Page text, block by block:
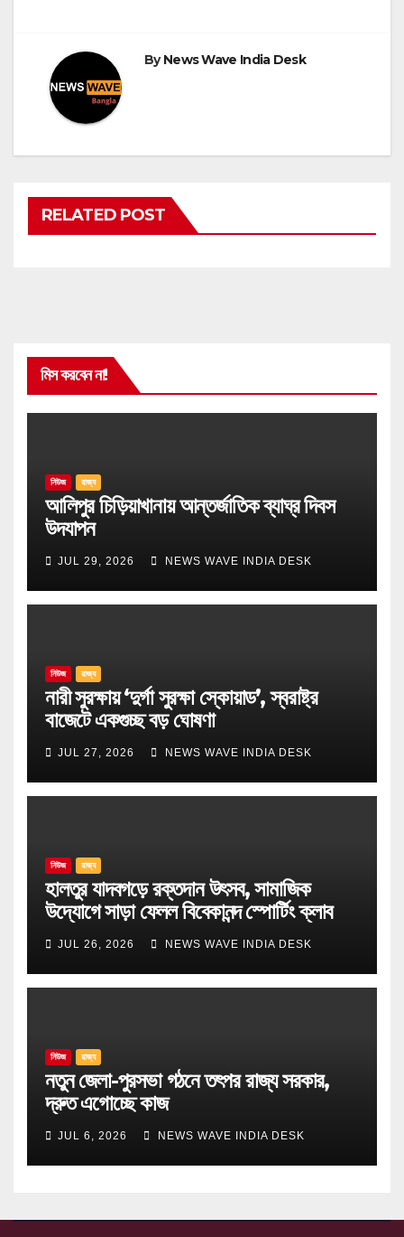
ByNews Wave India Desk
RELATED POST
মিস করবেন না!
নিউজ রাজ্য
আলিপুর চিড়িয়াখানায় আন্তর্জাতিক ব্যাঘ্র দিবস
উদযাপন
JUL 29, 2026 NEWS WAVE INDIA DESK
নিউজ রাজ্য
নারী সুরক্ষায় ‘দুর্গা সুরক্ষা স্কোয়াড’, স্বরাষ্ট্র
বাজেটে একগুচ্ছ বড় ঘোষণা
JUL 27, 2026 NEWS WAVE INDIA DESK
নিউজ রাজ্য
হালতুর যাদবগড়ে রক্তদান উৎসব, সামাজিক
উদ্যোগে সাড়া ফেলল বিবেকানন্দ স্পোর্টিং ক্লাব
JUL 26, 2026 NEWS WAVE INDIA DESK
নিউজ রাজ্য
নতুন জেলা-পুরসভা গঠনে তৎপর রাজ্য সরকার,
দ্রুত এগোচ্ছে কাজ
JUL 6, 2026 NEWS WAVE INDIA DESK